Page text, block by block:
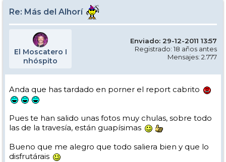
Re: Más del Alhorí
El Moscatero I
nhóspito
Enviado: 29-12-2011 13:57
Registrado: 18 años antes
Mensajes: 2.777
Anda que has tardado en porner el report cabrito
Pues te han salido unas fotos muy chulas, sobre todo
las de la travesía, están guapísimas
Bueno que me alegro que todo saliera bien y que lo
disfrutárais